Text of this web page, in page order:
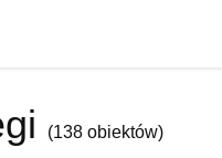
(138 obiektów)